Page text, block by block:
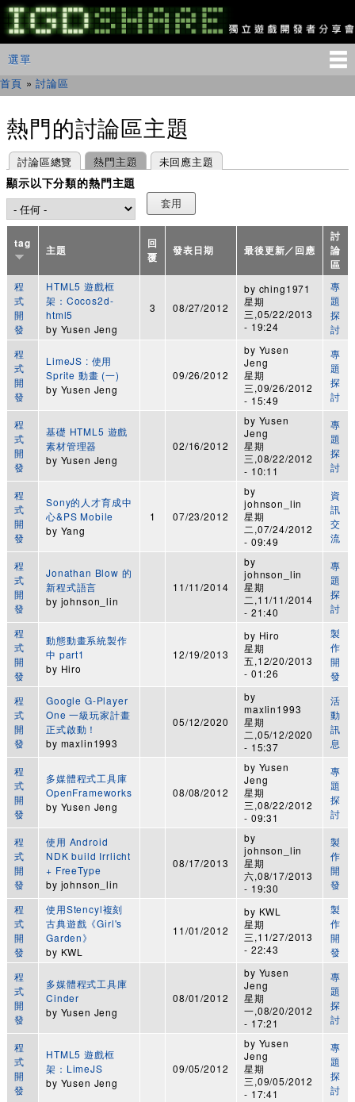
移
至
主
IGDSHARE
獨
遊
發
會
主選單
選單
您在這裡
首頁 »討論區
熱門的討論區主題
主要索引標籤
討論區總覽 熱門主題
(作用中頁籤) 未回應主題
顯示以下分類的熱門主題
tag
主題
回
覆
發表日期 最後更新／回應
討
論
區
程
式
開
發
HTML5 遊戲框
架：Cocos2d-
html5
by Yusen Jeng
3 08/27/2012
by ching1971
星期
三,05/22/2013
- 19:24
專
題
探
討
程
式
開
發
LimeJS : 使用
Sprite 動畫 (一)
by Yusen Jeng
09/26/2012
by Yusen
Jeng
星期
三,09/26/2012
- 15:49
專
題
探
討
程
式
開
發
基礎 HTML5 遊戲
素材管理器
by Yusen Jeng
02/16/2012
by Yusen
Jeng
星期
三,08/22/2012
- 10:11
專
題
探
討
程
式
開
發
Sony的人才育成中
心&PS Mobile
by Yang
1 07/23/2012
by
johnson_lin
星期
二,07/24/2012
- 09:49
資
訊
交
流
程
式
開
發
Jonathan Blow 的
新程式語言
by johnson_lin
11/11/2014
by
johnson_lin
星期
二,11/11/2014
- 21:40
專
題
探
討
程
式
開
發
動態動畫系統製作
中 part1
by Hiro
12/19/2013
by Hiro
星期
五,12/20/2013
- 01:26
製
作
開
發
程
式
開
發
Google G-Player
One 一級玩家計畫
正式啟動！
by maxlin1993
05/12/2020
by
maxlin1993
星期
二,05/12/2020
- 15:37
活
動
訊
息
程
式
開
發
多媒體程式工具庫
OpenFrameworks
by Yusen Jeng
08/08/2012
by Yusen
Jeng
星期
三,08/22/2012
- 09:31
專
題
探
討
程
式
開
發
使用 Android
NDK build Irrlicht
+ FreeType
by johnson_lin
08/17/2013
by
johnson_lin
星期
六,08/17/2013
- 19:30
製
作
開
發
程
式
開
發
使用Stencyl複刻
古典遊戲《Girl's
Garden》
by KWL
11/01/2012
by KWL
星期
三,11/27/2013
- 22:43
製
作
開
發
程
式
開
發
多媒體程式工具庫
Cinder
by Yusen Jeng
08/01/2012
by Yusen
Jeng
星期
一,08/20/2012
- 17:21
專
題
探
討
程
式
開
發
HTML5 遊戲框
架：LimeJS
by Yusen Jeng
09/05/2012
by Yusen
Jeng
星期
三,09/05/2012
- 17:41
專
題
探
討